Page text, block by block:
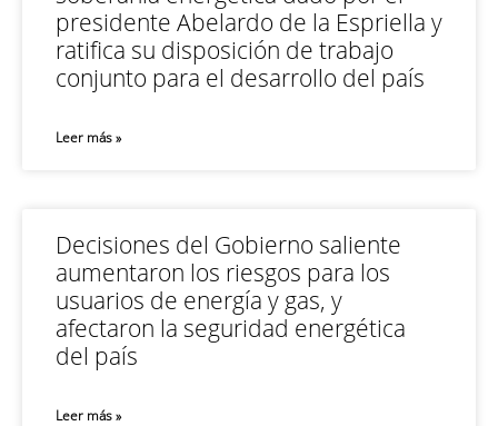
presidente Abelardo de la Espriella y
ratifica su disposición de trabajo
conjunto para el desarrollo del país
Leer más »
Decisiones del Gobierno saliente
aumentaron los riesgos para los
usuarios de energía y gas, y
afectaron la seguridad energética
del país
Leer más »